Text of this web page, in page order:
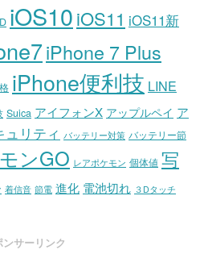
iOS10iOS11 iOS11新
iPhone 7 Plus
iPhone便利技 LINE
Suica アイフォンX アップルペイ ア
ュリティ バッテリー対策 バッテリー節
ンGO レアポケモン 個体値 写
着信音 節電 進化 電池切れ ３Dタッチ
ンサーリンク